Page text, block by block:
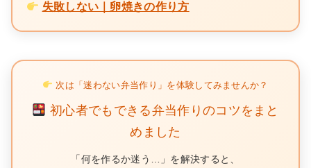
失敗しない｜卵焼きの作り方
次は「迷わない弁当作り」を体験してみませんか？
初心者でもできる弁当作りのコツをまと
めました
「何を作るか迷う…」を解決すると、